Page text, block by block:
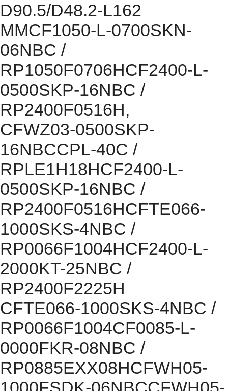
D90.5/D48.2-L162
MMCF1050-L-0700SKN-
06NBC /
RP1050F0706HCF2400-L-
0500SKP-16NBC /
RP2400F0516H,
CFWZ03-0500SKP-
16NBCCPL-40C /
RPLE1H18HCF2400-L-
0500SKP-16NBC /
RP2400F0516HCFTE066-
1000SKS-4NBC /
RP0066F1004HCF2400-L-
2000KT-25NBC /
RP2400F2225H
CFTE066-1000SKS-4NBC /
RP0066F1004CF0085-L-
0000FKR-08NBC /
RP0885EXX08HCFWH05-